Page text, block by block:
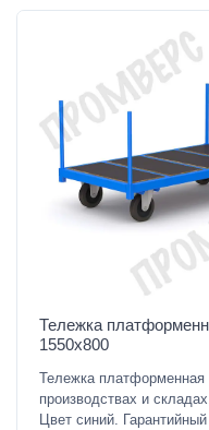
Тележка
1550х800
Тележка
производствах и
Цвет синий.